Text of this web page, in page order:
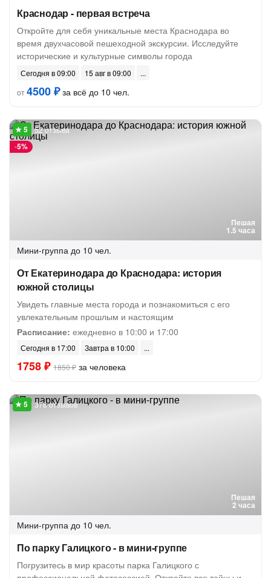
Краснодар - первая встреча
Откройте для себя уникальные места Краснодара во
время двухчасовой пешеходной экскурсии. Исследуйте
исторические и культурные символы города
Сегодня в 09:00
15 авг в 09:00
от4500 ₽за всё до 10 чел.
Пешая
1.5 часа
-5%
52 отзыва
Мини-группа до 10 чел.
От Екатеринодара до Краснодара: история
южной столицы
Увидеть главные места города и познакомиться с его
увлекательным прошлым и настоящим
Расписание: ежедневно в 10:00 и 17:00
Сегодня в 17:00 Завтра в 10:00
1758 ₽ 1850 ₽ за человека
Пешая
2 часа
378 отзывов
Мини-группа до 10 чел.
По парку Галицкого - в мини-группе
Погрузитесь в мир красоты парка Галицкого с